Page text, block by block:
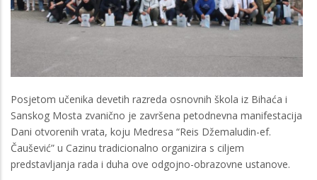
Posjetom učenika devetih razreda osnovnih škola iz Bihaća i
Sanskog Mosta zvanično je završena petodnevna manifestacija
Dani otvorenih vrata, koju Medresa “Reis Džemaludin-ef.
Čaušević” u Cazinu tradicionalno organizira s ciljem
predstavljanja rada i duha ove odgojno-obrazovne ustanove.